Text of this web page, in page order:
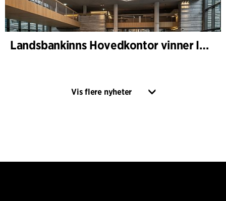
Landsbankinns Hovedkontor vinner Islandske Betongpris
Vis flere nyheter